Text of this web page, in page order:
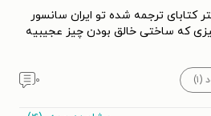
کتابای ترجمه شده تو ایران سانسور
که ساختی خالق بودن چیز عجیبیه
(۱) ۰